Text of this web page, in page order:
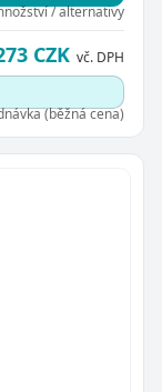
/ alternativy
CZK vč. DPH
(běžná cena)